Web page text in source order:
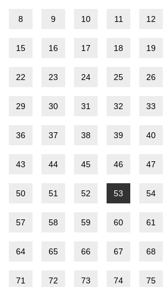
8 9 10 11 12
15 16 17 18 19
22 23 24 25 26
29 30 31 32 33
36 37 38 39 40
43 44 45 46 47
50 51 52 53 54
57 58 59 60 61
64 65 66 67 68
71 72 73 74 75